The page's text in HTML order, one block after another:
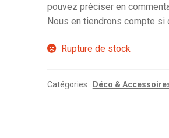
pouvez préciser en
Nous en tiendrons compte
Rupture de stock
Catégories : Déco &